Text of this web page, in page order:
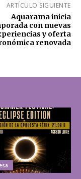
ARTÍCULO SIGUIENTE
Aquarama inicia
con nuevas
y oferta
renovada